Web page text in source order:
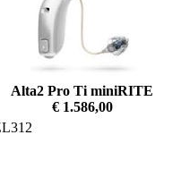
Alta2 Pro Ti miniRITE
€ 1.586,00